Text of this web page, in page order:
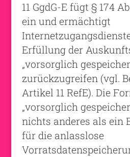
11 GgdG-E fügt § 174
ein und ermächtigt
Erfüllung der
„vorsorglich
zurückzugreifen (vgl.
Artikel 11 RefE). Die
„vorsorglich
nichts anderes als ein
für die anlasslose